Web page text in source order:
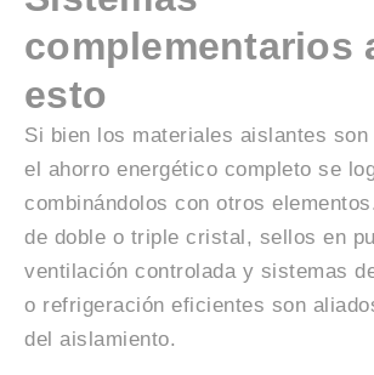
complementarios
esto
Si bien los materiales aislantes son
el ahorro energético completo se
combinándolos con otros
de doble o triple cristal, sellos en
ventilación controlada y sistemas
o refrigeración eficientes son
del aislamiento.